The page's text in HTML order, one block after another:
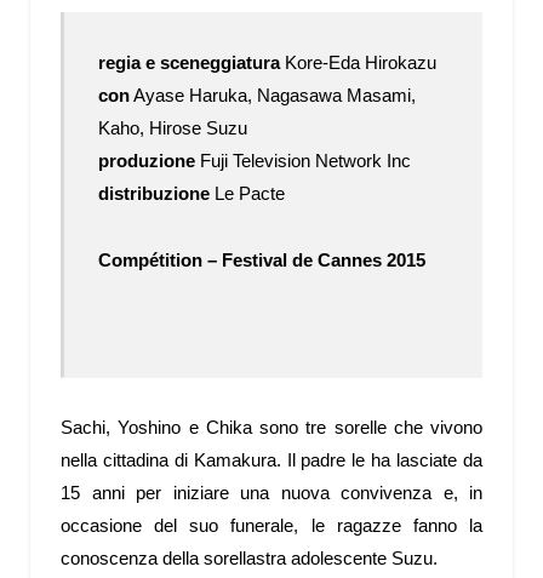
regia e sceneggiaturaKore-Eda Hirokazu
conAyase Haruka, Nagasawa Masami,
Kaho, Hirose Suzu
produzioneFuji Television Network Inc
distribuzioneLe Pacte
Compétition – Festival de Cannes 2015
Sachi, Yoshino e Chika sono tre sorelle che vivono
nella cittadina di Kamakura. Il padre le ha lasciate da
15 anni per iniziare una nuova convivenza e, in
occasione del suo funerale, le ragazze fanno la
conoscenza della sorellastra adolescente Suzu.